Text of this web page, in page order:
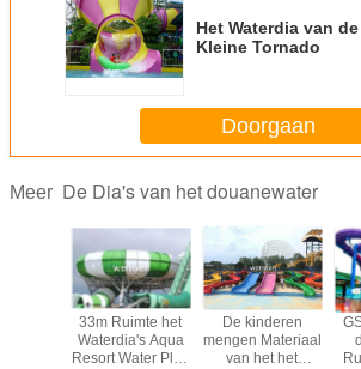
Het Waterdia van
Kleine Tornado
Doorgaan
Meer De Dia's van het douanewater
33m Ruimte het
Waterdia's Aqua
Resort Water Play
De kinderen
mengen Materiaal
van het het